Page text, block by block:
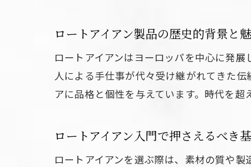
ロートアイアン製品の歴史的背景と
ロートアイアンはヨーロッパを中心に発
人による手仕事が代々受け継がれてきた
アに品格と個性を与えています。時代を超
ロートアイアン入門で押さえるべき
ロートアイアンを選ぶ際は、素材の質や